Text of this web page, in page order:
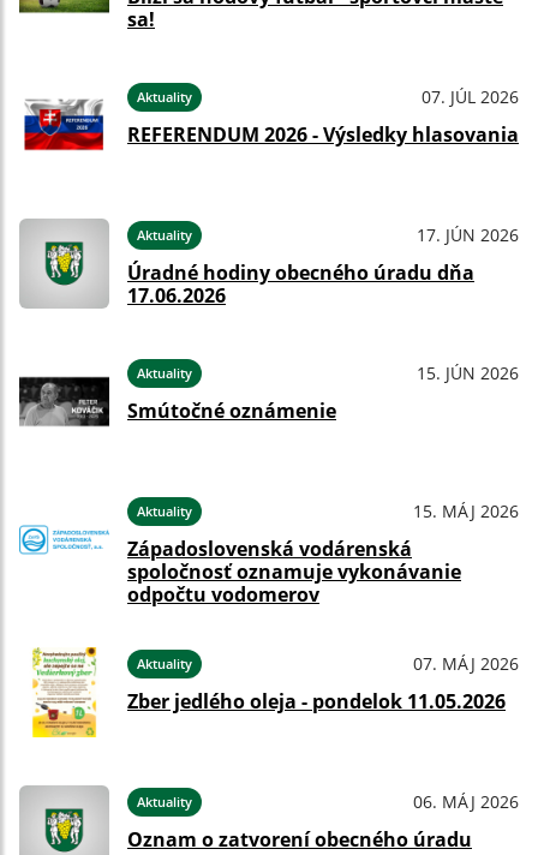
sa!
Aktuality 07. JÚL 2026
REFERENDUM 2026 - Výsledky hlasovania
Aktuality 17. JÚN 2026
Úradné hodiny obecného úradu dňa
17.06.2026
Aktuality 15. JÚN 2026
Smútočné oznámenie
Aktuality 15. MÁJ 2026
Západoslovenská vodárenská
spoločnosť oznamuje vykonávanie
odpočtu vodomerov
Aktuality 07. MÁJ 2026
Zber jedlého oleja - pondelok 11.05.2026
Aktuality 06. MÁJ 2026
Oznam o zatvorení obecného úradu